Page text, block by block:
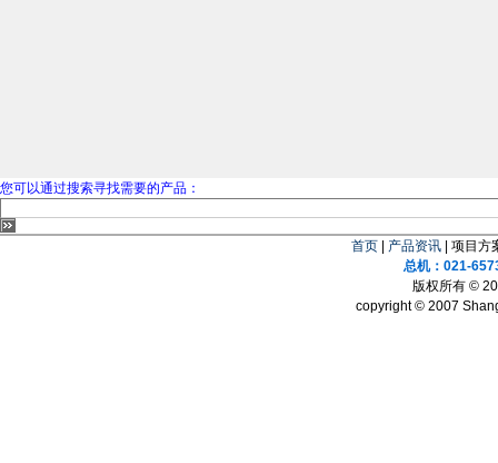
您可以通过搜索寻找需要的产品：
首页 产品资讯 | 项目方
总机：021-
版权所有 ©
copyright © 2007